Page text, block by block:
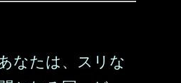
なたは、スリな